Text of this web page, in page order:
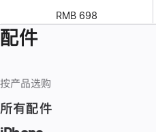
RMB 698
配件
按产品选购
所有配件